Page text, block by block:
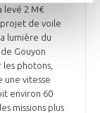
levé 2 M€
projet de voile
lumière du
Gouyon
photons,
une vitesse
environ 60
missions plus